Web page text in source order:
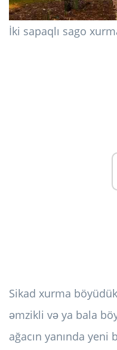
İki sapaqlı sago
Sikad xurma
əmzikli və ya bala
ağacın yanında